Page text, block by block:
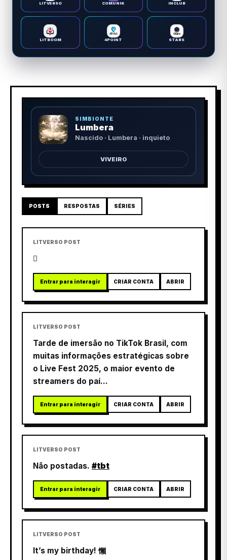
LITVERSO COMUNIK INCLUB
LITBOOM 4POINT STARS
SIMBIONTE
Lumbera
Nascido · Lumbera · inquieto
VIVEIRO
POSTS RESPOSTAS SÉRIES
LITVERSO POST

Entrar para interagir CRIAR CONTA ABRIR
LITVERSO POST
Tarde de imersão no TikTok Brasil, com
muitas informações estratégicas sobre
o Live Fest 2025, o maior evento de
streamers do paí...
Entrar para interagir CRIAR CONTA ABRIR
LITVERSO POST
Não postadas. #tbt
Entrar para interagir CRIAR CONTA ABRIR
LITVERSO POST
It’s my birthday! 懶